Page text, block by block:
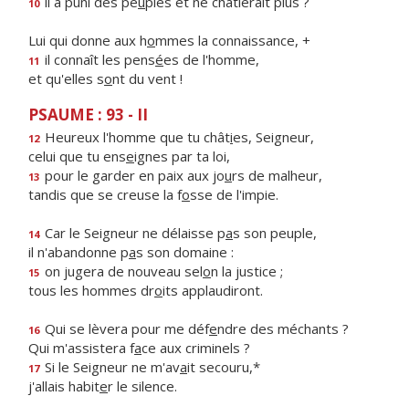
10
Lui qui donne aux hommes la connaissance, +
11 il connaît les pensées de l'homme,
et qu'elles sont du vent !
PSAUME : 93 - II
12 Heureux l'homme que tu châties, Seigneur,
celui que tu enseignes par ta loi,
13 pour le garder en paix aux jours de malheur,
tandis que se creuse la fosse de l'impie.
14 Car le Seigneur ne délaisse pas son peuple,
il n'abandonne pas son domaine :
15 on jugera de nouveau selon la justice ;
tous les hommes droits applaudiront.
16 Qui se lèvera pour me défendre des méchants ?
Qui m'assistera face aux criminels ?
17 Si le Seigneur ne m'avait secouru,*
j'allais habiter le silence.